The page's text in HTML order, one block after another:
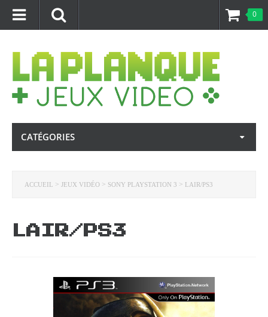
0
CATÉGORIES
ACCUEIL > JEUX VIDÉO > SONY PLAYSTATION 3 > LAIR/PS3
LAIR/PS3